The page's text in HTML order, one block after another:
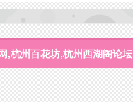
,杭州百花坊,杭州西湖阁论坛